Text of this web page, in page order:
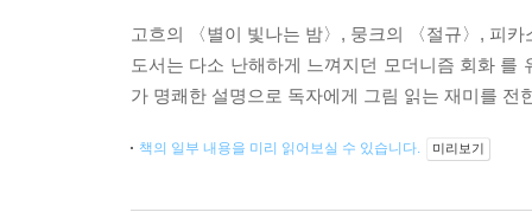
고흐의 〈별이 빛나는 밤〉, 뭉크의 〈절규〉, 피
도서는 다소 난해하게 느껴지던 모더니즘 회화 를
가 명쾌한 설명으로 독자에게 그림 읽는 재미를 전
책의 일부 내용을 미리 읽어보실 수 있습니다. 미리보기